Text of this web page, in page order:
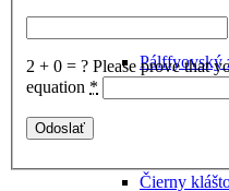
Pálffyovský
Čierny
2 + 0 = ? Please prove that
equation *